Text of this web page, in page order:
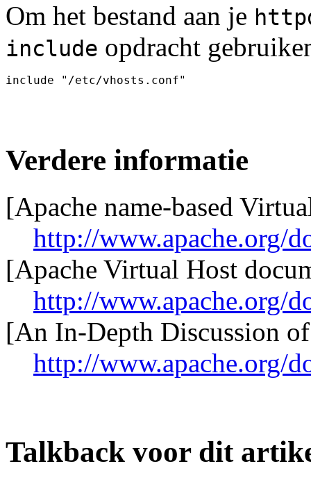
Om het bestand aan je
include opdracht
Verdere informatie
[Apache name-based
http://www.apache.org/
[Apache Virtual Host
http://www.apache.org/
[An In-Depth Discussion
http://www.apache.org/
Talkback voor dit